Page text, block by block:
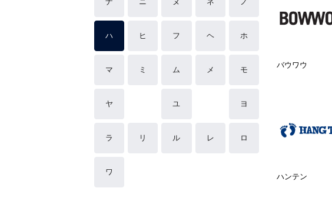
ハ ヒ フ ヘ ホ
マ ミ ム メ モ
ヤ ユ ヨ
ラ リ ル レ ロ
ワ
バウワウ
ハンテン